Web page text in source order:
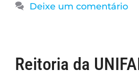
Deixe um comentário
Reitoria da